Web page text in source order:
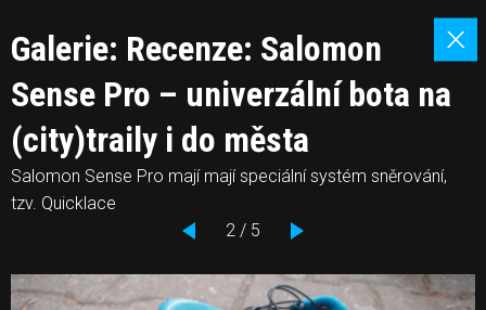
Galerie: Recenze: Salomon
Sense Pro – univerzální bota na
(city)traily i do města
Salomon Sense Pro mají mají speciální systém sněrování,
tzv. Quicklace
2 / 5